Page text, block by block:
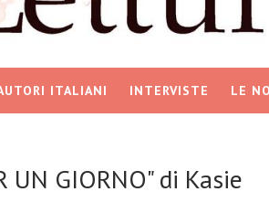
ITALIANI INTERVISTE LE
UN GIORNO" di Kasie